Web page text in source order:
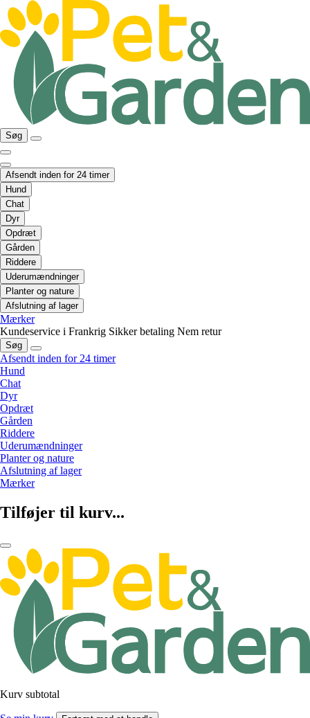
Søg
Afsendt inden for 24 timer
Hund
Chat
Dyr
Opdræt
Gården
Riddere
Uderumændninger
Planter og nature
Afslutning af lager
Mærker
Kundeservice i Frankrig Sikker betaling Nem retur
Søg
Afsendt inden for 24 timer
Hund
Chat
Dyr
Opdræt
Gården
Riddere
Uderumændninger
Planter og nature
Afslutning af lager
Mærker
Tilføjer til kurv...
Kurv subtotal